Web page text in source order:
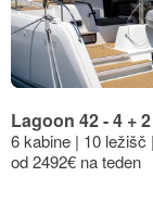
Lagoon 42 - 4 +
6 kabine | 10 ležišč
od 2492€ na teden